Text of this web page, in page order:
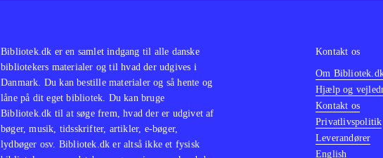
Bibliotek.dk er en samlet indgang til alle danske
bibliotekers materialer og til hvad der udgives i
Danmark. Du kan bestille materialer og så hente og
låne på dit eget bibliotek. Du kan bruge
Bibliotek.dk til at søge frem, hvad der er udgivet af
bøger, musik, tidsskrifter, artikler, e-bøger,
lydbøger osv. Bibliotek.dk er altså ikke et fysisk
Kontakt os
Om
Hjælp og
Kontakt os
Privatlivspolitik
Leverandører
English